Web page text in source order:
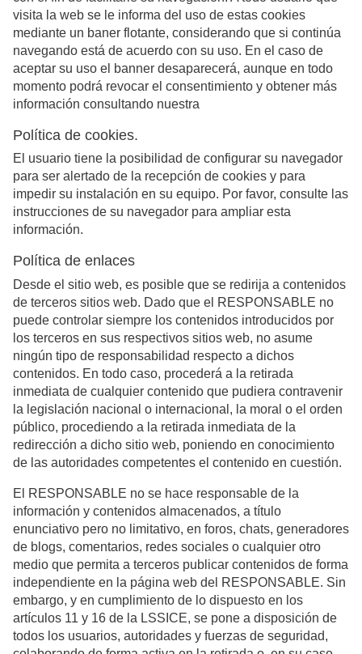
visita la web se le informa del uso de estas cookies
mediante un baner flotante, considerando que si continúa
navegando está de acuerdo con su uso. En el caso de
aceptar su uso el banner desaparecerá, aunque en todo
momento podrá revocar el consentimiento y obtener más
información consultando nuestra
Política de cookies.
El usuario tiene la posibilidad de configurar su navegador
para ser alertado de la recepción de cookies y para
impedir su instalación en su equipo. Por favor, consulte las
instrucciones de su navegador para ampliar esta
información.
Política de enlaces
Desde el sitio web, es posible que se redirija a contenidos
de terceros sitios web. Dado que el RESPONSABLE no
puede controlar siempre los contenidos introducidos por
los terceros en sus respectivos sitios web, no asume
ningún tipo de responsabilidad respecto a dichos
contenidos. En todo caso, procederá a la retirada
inmediata de cualquier contenido que pudiera contravenir
la legislación nacional o internacional, la moral o el orden
público, procediendo a la retirada inmediata de la
redirección a dicho sitio web, poniendo en conocimiento
de las autoridades competentes el contenido en cuestión.
El RESPONSABLE no se hace responsable de la
información y contenidos almacenados, a título
enunciativo pero no limitativo, en foros, chats, generadores
de blogs, comentarios, redes sociales o cualquier otro
medio que permita a terceros publicar contenidos de forma
independiente en la página web del RESPONSABLE. Sin
embargo, y en cumplimiento de lo dispuesto en los
artículos 11 y 16 de la LSSICE, se pone a disposición de
todos los usuarios, autoridades y fuerzas de seguridad,